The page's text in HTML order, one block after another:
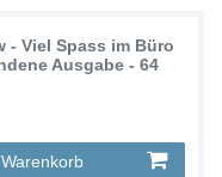
- Viel Spass im Büro
Ausgabe - 64